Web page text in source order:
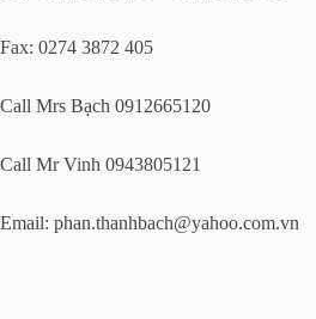
Fax: 0274 3872 405
Call Mrs Bạch 0912665120
Call Mr Vinh 0943805121
Email: phan.thanhbach@yahoo.com.vn